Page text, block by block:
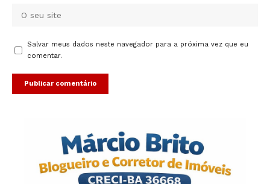
Salvar meus dados neste navegador para a próxima vez que eu
comentar.